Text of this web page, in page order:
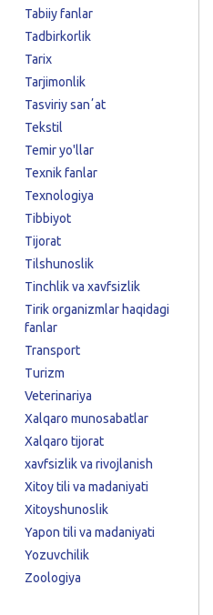
Tabiiy fanlar
Tadbirkorlik
Tarix
Tarjimonlik
Tasviriy sanʼat
Tekstil
Temir yo'llar
Texnik fanlar
Texnologiya
Tibbiyot
Tijorat
Tilshunoslik
Tinchlik va xavfsizlik
Tirik organizmlar haqidagi
fanlar
Transport
Turizm
Veterinariya
Xalqaro munosabatlar
Xalqaro tijorat
xavfsizlik va rivojlanish
Xitoy tili va madaniyati
Xitoyshunoslik
Yapon tili va madaniyati
Yozuvchilik
Zoologiya